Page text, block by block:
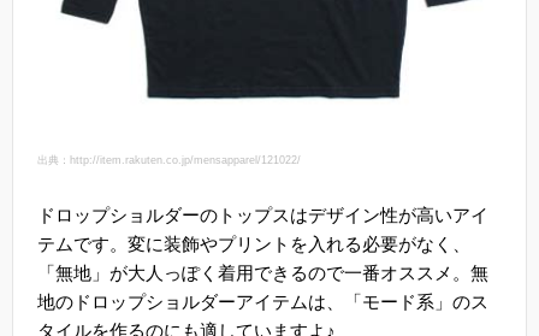
出典：http://item.rakuten.co.jp/mensapparel/121022/
ドロップショルダーのトップスはデザイン性が高いアイ
テムです。変に装飾やプリントを入れる必要がなく、
「無地」が大人っぽく着用できるので一番オススメ。無
地のドロップショルダーアイテムは、「モード系」のス
タイルを作るのにも適していますよ♪